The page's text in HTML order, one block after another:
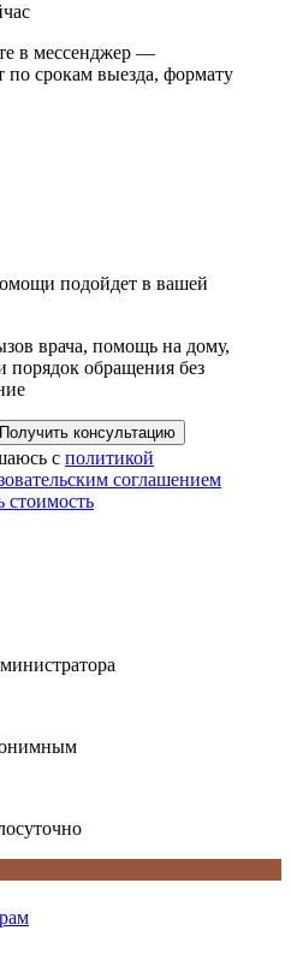
в мессенджер —
по срокам выезда, формату
подойдет в вашей
врача, помощь на дому,
порядок обращения без
Получить консультацию
с политикой
соглашением
стоимость